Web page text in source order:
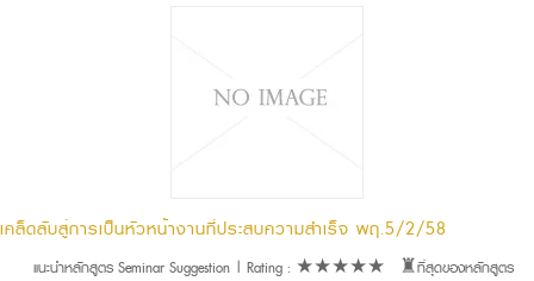
เคล็ดลับสู่การเป็นหัวหน้างานที่ประสบความสำเร็จ พฤ.5/2/58
แนะนำหลักสูตร Seminar Suggestion | Rating : ★★★★★ ♜ที่สุดของหลักสูตร